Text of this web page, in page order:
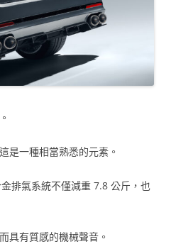
是一種相當熟悉的元素。
排氣系統不僅減重 7.8 公斤，也
具有質感的機械聲音。